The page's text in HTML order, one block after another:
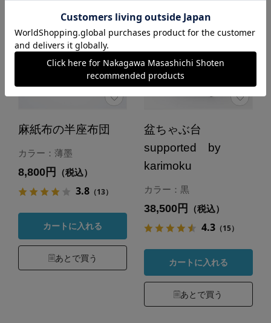
麻紙布の半座布団
カラー：薄墨
8,800円 （税込）
3.8（13）
カートに入れる
あとで買う
盆ちゃぶ台
supported by
karimoku
カラー：黒
38,500円 （税込）
4.3（15）
カートに入れる
あとで買う